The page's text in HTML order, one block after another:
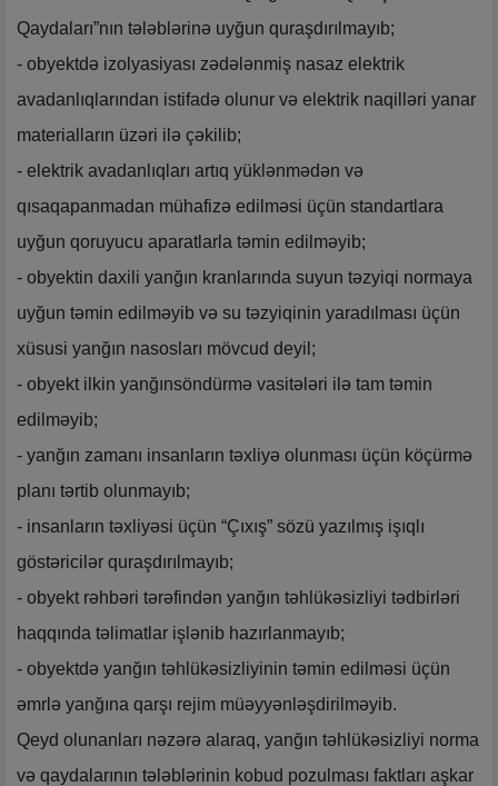
Qaydaları”nın tələblərinə uyğun quraşdırılmayıb;
- obyektdə izolyasiyası zədələnmiş nasaz elektrik
avadanlıqlarından istifadə olunur və elektrik naqilləri yanar
materialların üzəri ilə çəkilib;
- elektrik avadanlıqları artıq yüklənmədən və
qısaqapanmadan mühafizə edilməsi üçün standartlara
uyğun qoruyucu aparatlarla təmin edilməyib;
- obyektin daxili yanğın kranlarında suyun təzyiqi normaya
uyğun təmin edilməyib və su təzyiqinin yaradılması üçün
xüsusi yanğın nasosları mövcud deyil;
- obyekt ilkin yanğınsöndürmə vasitələri ilə tam təmin
edilməyib;
- yanğın zamanı insanların təxliyə olunması üçün köçürmə
planı tərtib olunmayıb;
- insanların təxliyəsi üçün “Çıxış” sözü yazılmış işıqlı
göstəricilər quraşdırılmayıb;
- obyekt rəhbəri tərəfindən yanğın təhlükəsizliyi tədbirləri
haqqında təlimatlar işlənib hazırlanmayıb;
- obyektdə yanğın təhlükəsizliyinin təmin edilməsi üçün
əmrlə yanğına qarşı rejim müəyyənləşdirilməyib.
Qeyd olunanları nəzərə alaraq, yanğın təhlükəsizliyi norma
və qaydalarının tələblərinin kobud pozulması faktları aşkar